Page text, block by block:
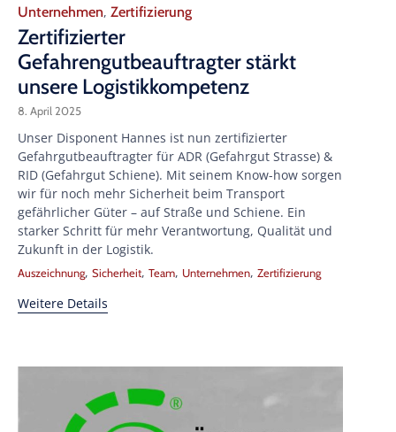
Unternehmen, Zertifizierung
Zertifizierter
Gefahrengutbeauftragter stärkt
unsere Logistikkompetenz
8. April 2025
Unser Disponent Hannes ist nun zertifizierter
Gefahrgutbeauftragter für ADR (Gefahrgut Strasse) &
RID (Gefahrgut Schiene). Mit seinem Know-how sorgen
wir für noch mehr Sicherheit beim Transport
gefährlicher Güter – auf Straße und Schiene. Ein
starker Schritt für mehr Verantwortung, Qualität und
Zukunft in der Logistik.
Tags
Auszeichnung, Sicherheit, Team, Unternehmen, Zertifizierung
Weitere Details